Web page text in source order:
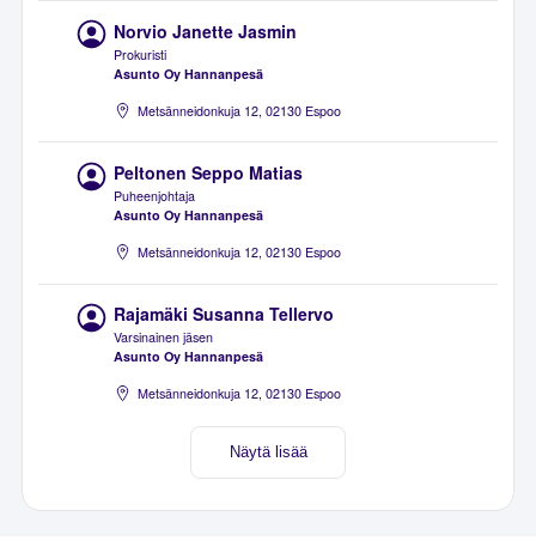
Norvio Janette Jasmin
Prokuristi
Asunto Oy Hannanpesä
Metsänneidonkuja 12, 02130 Espoo
Peltonen Seppo Matias
Puheenjohtaja
Asunto Oy Hannanpesä
Metsänneidonkuja 12, 02130 Espoo
Rajamäki Susanna Tellervo
Varsinainen jäsen
Asunto Oy Hannanpesä
Metsänneidonkuja 12, 02130 Espoo
Näytä lisää